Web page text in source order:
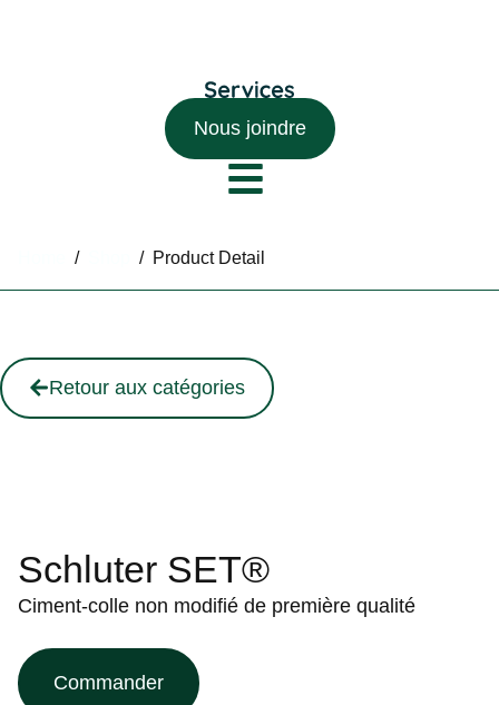
Nous joindre
/ / Product Detail
Retour aux catégories
Schluter SET®
Ciment-colle non modifié de première qualité
Commander